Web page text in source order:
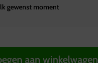
gewenst moment
aan winkelwagen